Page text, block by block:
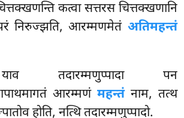
कत्वा सत्तरस चित्तक्खणानि
परं निरुज्झति, आरम्मणमेतं अतिमहन्तं
तदारम्मणुप्पादा पन
आरम्मणं महन्तंनाम, तत्थ
होति, नत्थि तदारम्मणुप्पादो.